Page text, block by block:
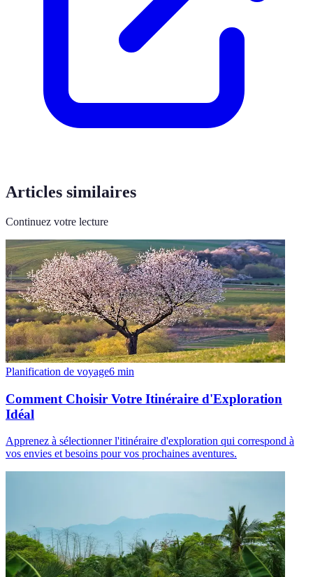
Articles similaires
Continuez votre lecture
Planification de voyage6 min
Comment Choisir Votre Itinéraire d'Exploration
Idéal
Apprenez à sélectionner l'itinéraire d'exploration qui correspond à
vos envies et besoins pour vos prochaines aventures.